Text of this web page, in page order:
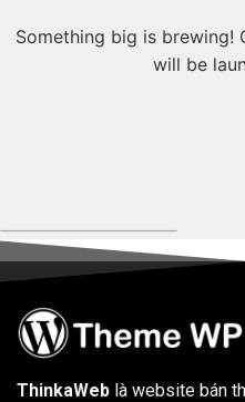
Something big is brewing!
will be
ThinkaWeb là website bán